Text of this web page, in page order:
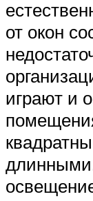
от окон
играют и